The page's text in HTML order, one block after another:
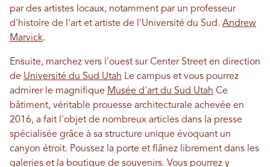
par des artistes locaux, notamment par un professeur
d'histoire de l'art et artiste de l'Université du Sud. Andrew
Marvick.
Ensuite, marchez vers l'ouest sur Center Street en direction
de Université du Sud Utah Le campus et vous pourrez
admirer le magnifique Musée d'art du Sud Utah Ce
bâtiment, véritable prouesse architecturale achevée en
2016, a fait l'objet de nombreux articles dans la presse
spécialisée grâce à sa structure unique évoquant un
canyon étroit. Poussez la porte et flânez librement dans les
galeries et la boutique de souvenirs. Vous pourrez y